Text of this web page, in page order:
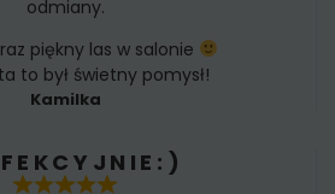
odmiany.
piękny las w salonie
to był świetny pomysł!
Kamilka